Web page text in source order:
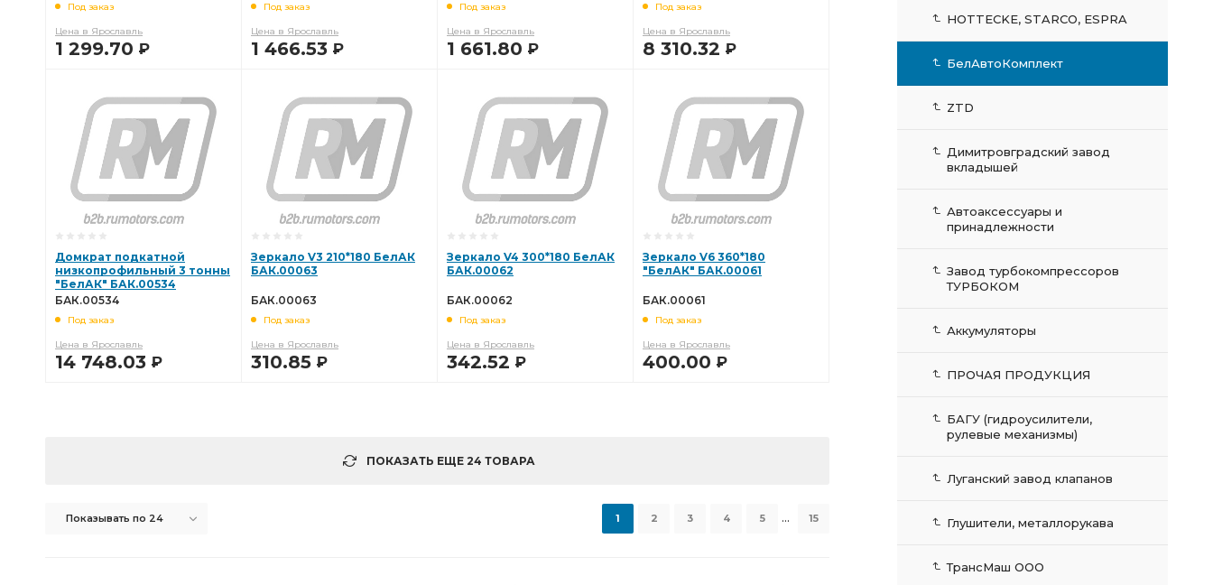
Под заказ
Цена в Ярославль
1 299.70 Р
Под заказ
Цена в Ярославль
1 466.53 Р
Под заказ
Цена в Ярославль
1 661.80 Р
Под заказ
Цена в Ярославль
8 310.32 Р
Домкрат подкатной
низкопрофильный 3 тонны
"БелАК" БАК.00534
БАК.00534
Под заказ
Цена в Ярославль
14 748.03 Р
Зеркало V3 210*180 БелАК
БАК.00063
БАК.00063
Под заказ
Цена в Ярославль
310.85 Р
Зеркало V4 300*180 БелАК
БАК.00062
БАК.00062
Под заказ
Цена в Ярославль
342.52 Р
Зеркало V6 360*180
"БелАК" БАК.00061
БАК.00061
Под заказ
Цена в Ярославль
400.00 Р
ПОКАЗАТЬ ЕЩЕ 24 ТОВАРА
Показывать по 24 1 2 3 4 5 ... 15
HOTTECKE, STARCO, ESPRA
БелАвтоКомплект
ZTD
Димитровградский завод
вкладышей
Автоаксессуары и
принадлежности
Завод турбокомпрессоров
ТУРБОКОМ
Аккумуляторы
ПРОЧАЯ ПРОДУКЦИЯ
БАГУ (гидроусилители,
рулевые механизмы)
Луганский завод клапанов
Глушители, металлорукава
ТрансМаш ООО